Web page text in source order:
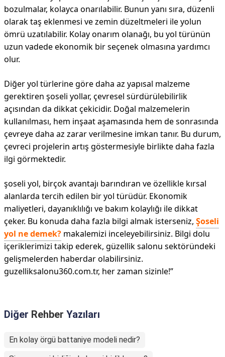
bozulmalar, kolayca onarılabilir. Bunun yanı sıra, düzenli
olarak taş eklenmesi ve zemin düzeltmeleri ile yolun
ömrü uzatılabilir. Kolay onarım olanağı, bu yol türünün
uzun vadede ekonomik bir seçenek olmasına yardımcı
olur.
Diğer yol türlerine göre daha az yapısal malzeme
gerektiren şoseli yollar, çevresel sürdürülebilirlik
açısından da dikkat çekicidir. Doğal malzemelerin
kullanılması, hem inşaat aşamasında hem de sonrasında
çevreye daha az zarar verilmesine imkan tanır. Bu durum,
çevreci projelerin artış göstermesiyle birlikte daha fazla
ilgi görmektedir.
şoseli yol, birçok avantajı barındıran ve özellikle kırsal
alanlarda tercih edilen bir yol türüdür. Ekonomik
maliyetleri, dayanıklılığı ve bakım kolaylığı ile dikkat
çeker. Bu konuda daha fazla bilgi almak isterseniz, Şoseli
yol ne demek? makalemizi inceleyebilirsiniz. Bilgi dolu
içeriklerimizi takip ederek, güzellik salonu sektöründeki
gelişmelerden haberdar olabilirsiniz.
guzelliksalonu360.com.tr, her zaman sizinle!”
Diğer Rehber Yazıları
En kolay örgü battaniye modeli nedir?